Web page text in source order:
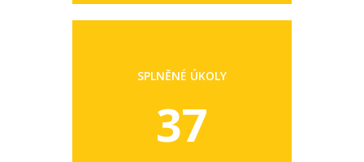
SPLNĚNÉ ÚKOLY
37